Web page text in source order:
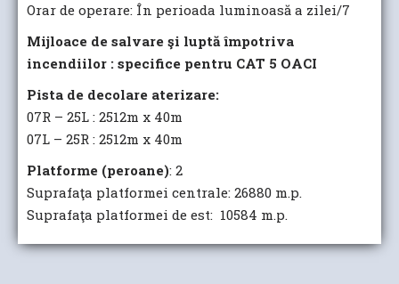
Orar de operare: În perioada luminoasă a zilei/7
Mijloace de salvare şi luptă împotriva
incendiilor : specifice pentru CAT 5 OACI
Pista de decolare aterizare:
07R – 25L : 2512m x 40m
07L – 25R : 2512m x 40m
Platforme (peroane): 2
Suprafaţa platformei centrale: 26880 m.p.
Suprafaţa platformei de est: 10584 m.p.